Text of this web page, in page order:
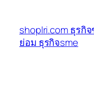
เนื้อหา
shoplri.com ธุรกิ
ย่อม ธุรกิจsme